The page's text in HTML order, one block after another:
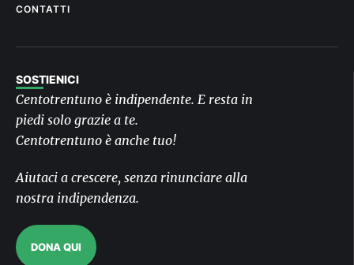
CONTATTI
SOSTIENICI
Centotrentuno è indipendente. E resta in
piedi solo grazie a te.
Centotrentuno è anche tuo!
Aiutaci a crescere, senza rinunciare alla
nostra indipendenza.
DONA QUI